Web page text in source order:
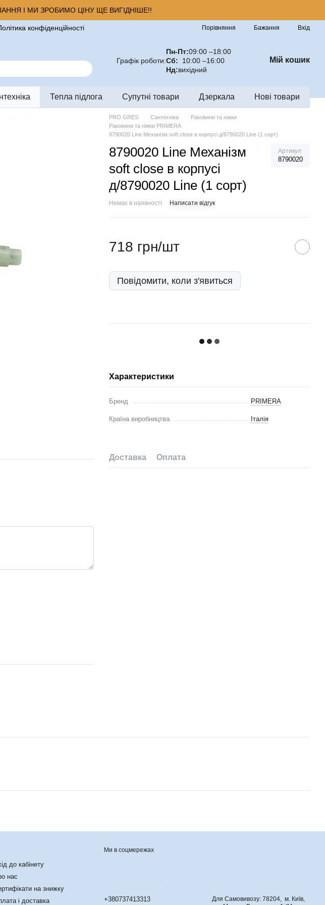
І МИ ЗРОБИМО ЦІНУ ЩЕ ВИГІДНІШЕ!!
конфіденційності
Порівняння Бажання Вхід
Графік роботи:
Пн-Пт:09:00 –18:00
Сб: 10:00 –16:00
Нд:вихідний
Мій кошик
Тепла підлога Супутні товари Дзеркала Нові товари
PRO GRES Сантехніка
Раковини та ніжки
Раковини та ніжки PRIMERA
8790020 Line Механізм soft close в корпусі д/8790020 Line (1 сорт)
8790020 Line Механізм
soft close в корпусі
д/8790020 Line (1 сорт)
Артикул
8790020
Немає в наявності Написати відгук
718 грн/шт
Повідомити, коли з'явиться
Характеристики
Бренд PRIMERA
Країна виробництва Італія
Доставка Оплата
до кабінету
нас
на знижку
і доставка
Ми в соцмережах
+380737413313
Для Самовивозу: 78204, м. Київ,